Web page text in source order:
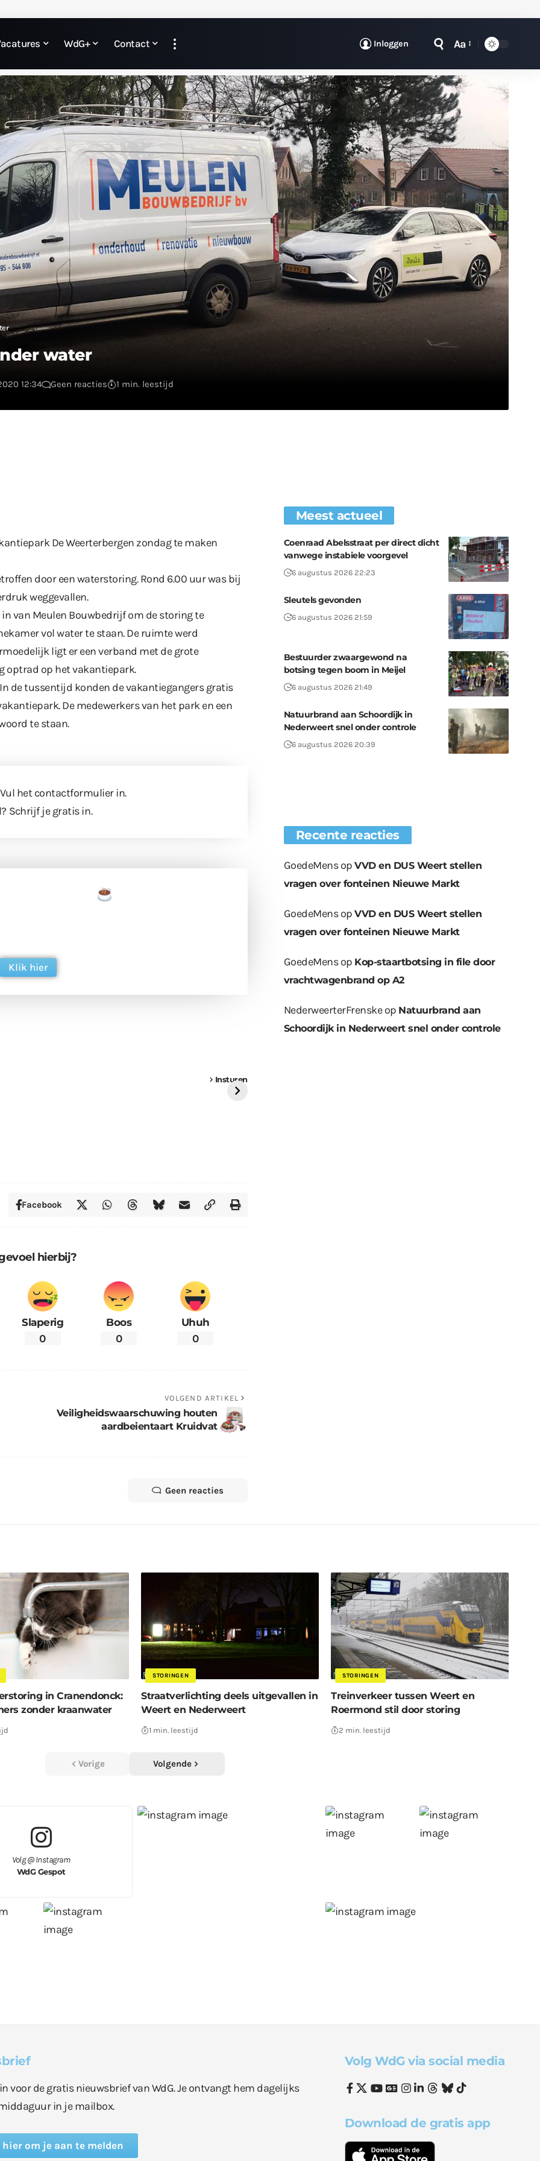
WdG+ Contact Inloggen Aa
water
12:34 Geen reacties 1 min. leestijd
De Weerterbergen zondag te maken
door een waterstoring. Rond 6.00 uur was bij
weggevallen.
van Meulen Bouwbedrijf om de storing te
vol water te staan. De ruimte werd
ligt er een verband met de grote
optrad op het vakantiepark.
de tussentijd konden de vakantiegangers gratis
De medewerkers van het park en een
te staan.
het contactformulierin.
Schrijf je gratis in.
Klik hier
Insturen
Facebook
hierbij?
Slaperig
0
Boos
0
Uhuh
0
VOLGEND ARTIKEL
Veiligheidswaarschuwing houten
aardbeientaart Kruidvat
Geen reacties
Meest actueel
Coenraad Abelsstraat per direct dicht
vanwege instabiele voorgevel
6 augustus 2026 22:23
Sleutels gevonden
6 augustus 2026 21:59
Bestuurder zwaargewond na
botsing tegen boom in Meijel
6 augustus 2026 21:49
Natuurbrand aan Schoordijk in
Nederweert snel onder controle
6 augustus 2026 20:39
Recente reacties
GoedeMensopVVD en DUS Weert stellen
vragen over fonteinen Nieuwe Markt
GoedeMensopVVD en DUS Weert stellen
vragen over fonteinen Nieuwe Markt
GoedeMensop Kop-staartbotsing in file door
vrachtwagenbrand op A2
NederweerterFrenskeop Natuurbrand aan
Schoordijk in Nederweert snel onder controle
in Cranendonck:
zonder kraanwater
STORINGEN
Straatverlichting deels uitgevallen in
Weert en Nederweert
1 min. leestijd
STORINGEN
Treinverkeer tussen Weert en
Roermond stil door storing
2 min. leestijd
Vorige Volgende
Volg @ Instagram
WdG Gespot
voor de gratis nieuwsbrief van WdG. Je ontvangt hem dagelijks
in je mailbox.
om je aan te melden
Volg WdG via social media
Download de gratis app